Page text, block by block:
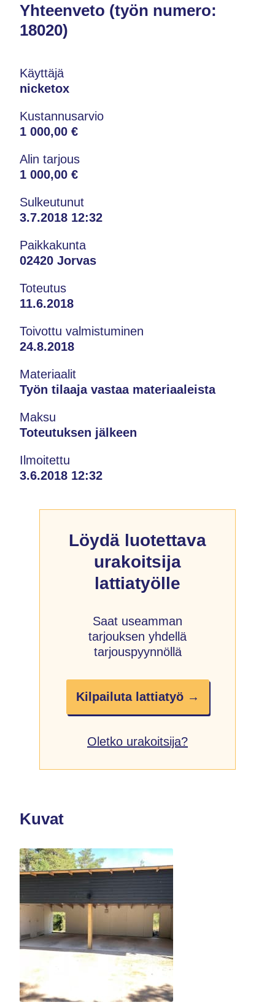
Yhteenveto (työn numero:
18020)
Käyttäjä
nicketox
Kustannusarvio
1 000,00 €
Alin tarjous
1 000,00 €
Sulkeutunut
3.7.2018 12:32
Paikkakunta
02420 Jorvas
Toteutus
11.6.2018
Toivottu valmistuminen
24.8.2018
Materiaalit
Työn tilaaja vastaa materiaaleista
Maksu
Toteutuksen jälkeen
Ilmoitettu
3.6.2018 12:32
Löydä luotettava
urakoitsija
lattiatyölle
Saat useamman
tarjouksen yhdellä
tarjouspyynnöllä
Kilpailuta lattiatyö →
Oletko urakoitsija?
Kuvat